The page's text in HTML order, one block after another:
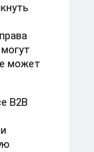
может
В2В